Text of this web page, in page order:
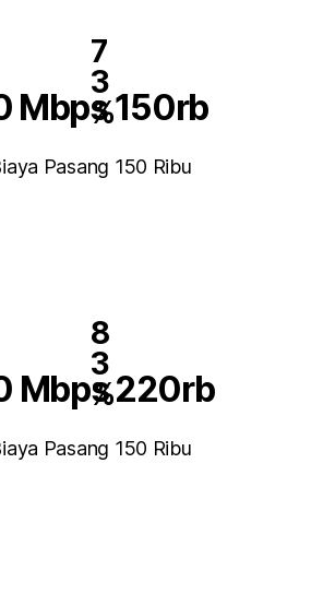
7
3
%
Mbps 150rb
Pasang 150 Ribu
8
3
%
Mbps 220rb
Pasang 150 Ribu